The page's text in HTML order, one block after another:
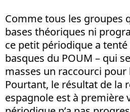
Comme tous les groupes
bases théoriques ni
ce petit périodique a tenté
basques du POUM – qui
masses un raccourci pour
Pourtant, le résultat de la
espagnole est à première